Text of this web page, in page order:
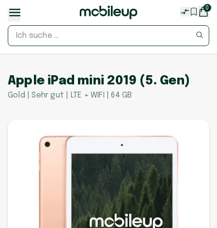
0
Apple iPad mini 2019 (5. Gen)
Gold | Sehr gut | LTE + WIFI | 64 GB